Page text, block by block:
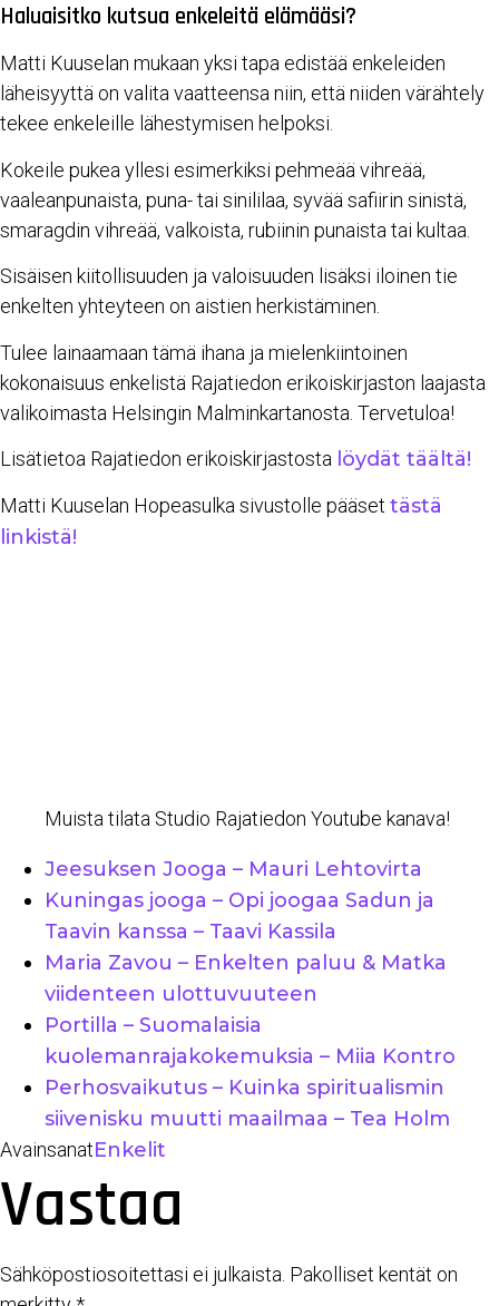
Haluaisitko kutsua enkeleitä elämääsi?
Matti Kuuselan mukaan yksi tapa edistää enkeleiden
läheisyyttä on valita vaatteensa niin, että niiden värähtely
tekee enkeleille lähestymisen helpoksi.
Kokeile pukea yllesi esimerkiksi pehmeää vihreää,
vaaleanpunaista, puna- tai sinililaa, syvää safiirin sinistä,
smaragdin vihreää, valkoista, rubiinin punaista tai kultaa.
Sisäisen kiitollisuuden ja valoisuuden lisäksi iloinen tie
enkelten yhteyteen on aistien herkistäminen.
Tulee lainaamaan tämä ihana ja mielenkiintoinen
kokonaisuus enkelistä Rajatiedon erikoiskirjaston laajasta
valikoimasta Helsingin Malminkartanosta. Tervetuloa!
Lisätietoa Rajatiedon erikoiskirjastosta löydät täältä!
Matti Kuuselan Hopeasulka sivustolle pääset tästä
linkistä!
Muista tilata Studio Rajatiedon Youtube kanava!
Jeesuksen Jooga – Mauri Lehtovirta
Kuningas jooga – Opi joogaa Sadun ja
Taavin kanssa – Taavi Kassila
Maria Zavou – Enkelten paluu & Matka
viidenteen ulottuvuuteen
Portilla – Suomalaisia
kuolemanrajakokemuksia – Miia Kontro
Perhosvaikutus – Kuinka spiritualismin
siivenisku muutti maailmaa – Tea Holm
AvainsanatEnkelit
Vastaa
Sähköpostiosoitettasi ei julkaista. Pakolliset kentät on